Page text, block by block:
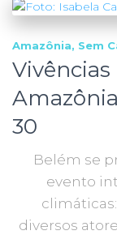
Amazônia Sem
30
Belém se
evento
diversos